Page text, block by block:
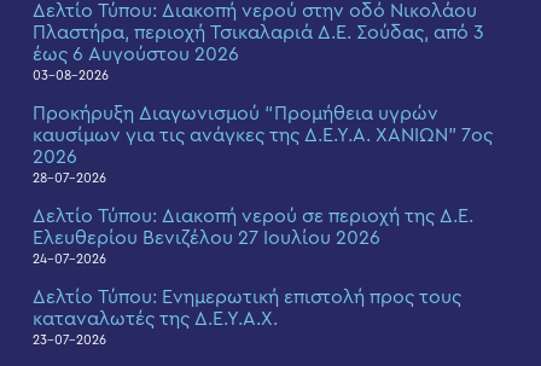
Δελτίο Τύπου: Διακοπή νερού στην οδό Νικολάου
Πλαστήρα, περιοχή Τσικαλαριά Δ.Ε. Σούδας, από 3
έως 6 Αυγούστου 2026
03-08-2026
Προκήρυξη Διαγωνισμού “Προμήθεια υγρών
καυσίμων για τις ανάγκες της Δ.Ε.Υ.Α. ΧΑΝΙΩΝ” 7ος
2026
28-07-2026
Δελτίο Τύπου: Διακοπή νερού σε περιοχή της Δ.Ε.
Ελευθερίου Βενιζέλου 27 Ιουλίου 2026
24-07-2026
Δελτίο Τύπου: Eνημερωτική επιστολή προς τους
καταναλωτές της Δ.Ε.Υ.Α.Χ.
23-07-2026